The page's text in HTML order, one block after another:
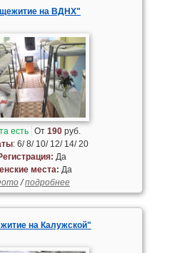
на ВДНХ"
есть От190 руб.
: 6/ 8/ 10/ 12/ 14/ 20
Да
места: Да
/подробнее
на Калужской"